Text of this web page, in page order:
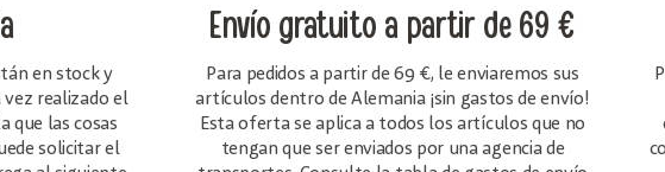
en stock y
realizado el
que las cosas
solicitar el
Envío gratuitoa partir de 69 €
Para pedidos a partir de 69 €, le enviaremos sus
artículos dentro de Alemania ¡sin gastos de envío!
Esta oferta se aplica a todos los artículos que no
tengan que ser enviados por una agencia de